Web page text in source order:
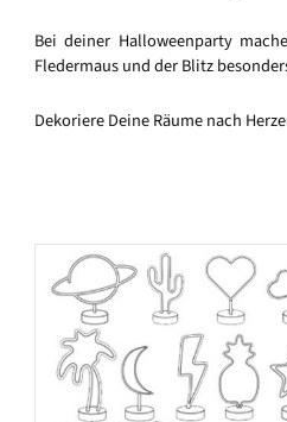
Bei deiner Halloweenparty
Fledermaus und der Blitz
Dekoriere Deine Räume nach